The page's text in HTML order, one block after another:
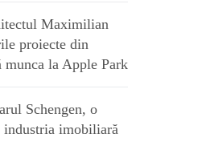
Maximilian
proiecte din
munca la Apple Park
Schengen, o
industria imobiliară